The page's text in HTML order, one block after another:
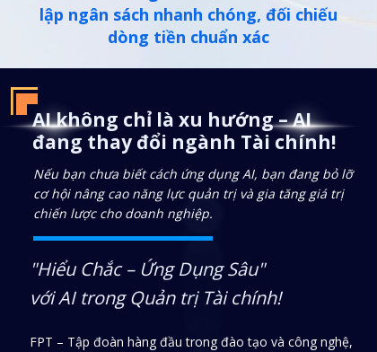
lập ngân sách nhanh chóng, đối chiếu
dòng tiền chuẩn xác
"Hiểu Chắc – Ứng Dụng Sâu"
với AI trong Quản trị Tài chính!
FPT – Tập đoàn hàng đầu trong đào tạo và công nghệ,
AI không chỉ là xu hướng – AI
đang thay đổi ngành Tài chính!
Nếu bạn chưa biết cách ứng dụng AI, bạn đang bỏ lỡ
cơ hội nâng cao năng lực quản trị và gia tăng giá trị
chiến lược cho doanh nghiệp.